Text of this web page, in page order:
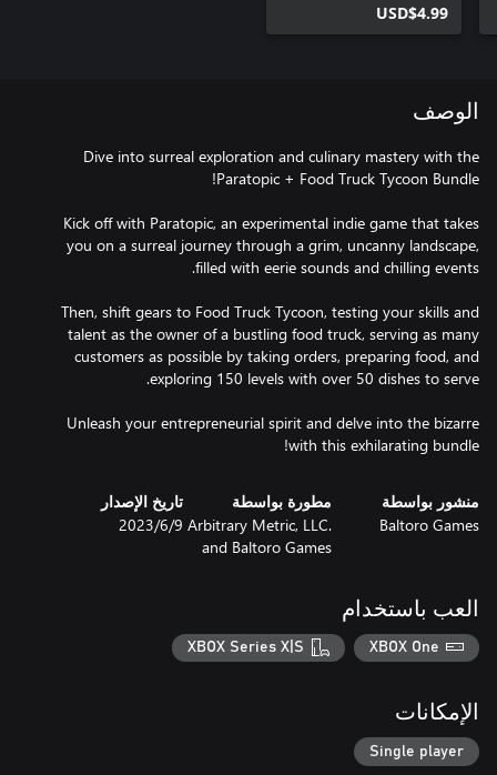
USD$4.99
الوصف
Dive into surreal exploration and culinary mastery with the
Kick off with Paratopic, an experimental indie game that takes
you on a surreal journey through a grim, uncanny landscape,
Then, shift gears to Food Truck Tycoon, testing your skills and
talent as the owner of a bustling food truck, serving as many
customers as possible by taking orders, preparing food, and
Unleash your entrepreneurial spirit and delve into the bizarre
with this exhilarating bundle!
منشور بواسطة
Baltoro Games
مطورة بواسطة
Arbitrary Metric, LLC.
and Baltoro Games
تاريخ الإصدار
9‏/6‏/2023
العب باستخدام
XBOX One
XBOX Series X|S
الإمكانات
Single player